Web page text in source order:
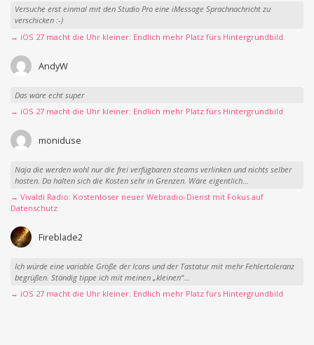
Versuche erst einmal mit den Studio Pro eine iMessage Sprachnachricht zu
verschicken :-)
→ iOS 27 macht die Uhr kleiner: Endlich mehr Platz fürs Hintergrundbild
AndyW
Das wäre echt super
→ iOS 27 macht die Uhr kleiner: Endlich mehr Platz fürs Hintergrundbild
moniduse
Naja die werden wohl nur die frei verfügbaren steams verlinken und nichts selber
hosten. Da halten sich die Kosten sehr in Grenzen. Wäre eigentlich...
→ Vivaldi Radio: Kostenloser neuer Webradio-Dienst mit Fokus auf
Datenschutz
Fireblade2
Ich würde eine variable Größe der Icons und der Tastatur mit mehr Fehlertoleranz
begrüßen. Ständig tippe ich mit meinen „kleinen“...
→ iOS 27 macht die Uhr kleiner: Endlich mehr Platz fürs Hintergrundbild